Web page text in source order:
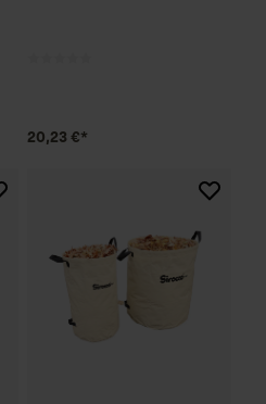
20,23 €*
instelling van cookies
Tag Manager
Web Analytics Tool